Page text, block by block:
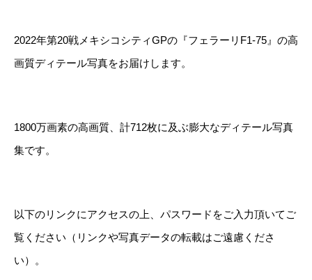
2022年第20戦メキシコシティGPの『フェラーリF1-75』の高
画質ディテール写真をお届けします。
1800万画素の高画質、計712枚に及ぶ膨大なディテール写真
集です。
以下のリンクにアクセスの上、パスワードをご入力頂いてご
覧ください（リンクや写真データの転載はご遠慮くださ
い）。